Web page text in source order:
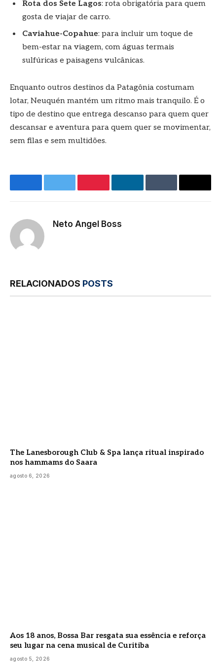
Rota dos Sete Lagos: rota obrigatória para quem
gosta de viajar de carro.
Caviahue-Copahue: para incluir um toque de
bem-estar na viagem, com águas termais
sulfúricas e paisagens vulcânicas.
Enquanto outros destinos da Patagônia costumam
lotar, Neuquén mantém um ritmo mais tranquilo. É o
tipo de destino que entrega descanso para quem quer
descansar e aventura para quem quer se movimentar,
sem filas e sem multidões.
FacebookTwitter PinterestLinkedInTumblr E-
Neto Angel Boss
RELACIONADOS POSTS
The Lanesborough Club & Spa lança ritual inspirado
nos hammams do Saara
agosto 6, 2026
Aos 18 anos, Bossa Bar resgata sua essência e reforça
seu lugar na cena musical de Curitiba
agosto 5, 2026